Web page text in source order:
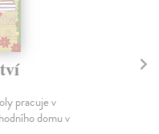
pracuje v
domu v